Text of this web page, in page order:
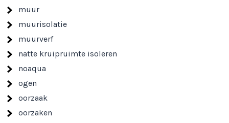
muur
muurisolatie
muurverf
natte kruipruimte isoleren
noaqua
ogen
oorzaak
oorzaken